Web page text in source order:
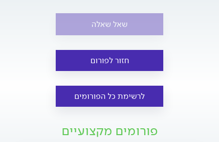
שאל שאלה
חזור לפורום
לרשימת כל הפורומים
פורומים מקצועיים